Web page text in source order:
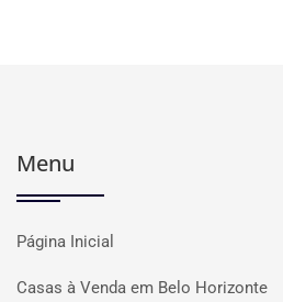
Menu
Página Inicial
Casas à Venda em Belo Horizonte